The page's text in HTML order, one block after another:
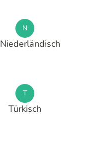
N
Niederländisch
T
Türkisch